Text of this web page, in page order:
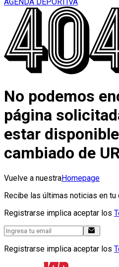
No podemos
página
estar
cambiado de
Vuelve a nuestraHomepage
Recibe las últimas noticias en tu
Registrarse implica aceptar los
Registrarse implica aceptar los